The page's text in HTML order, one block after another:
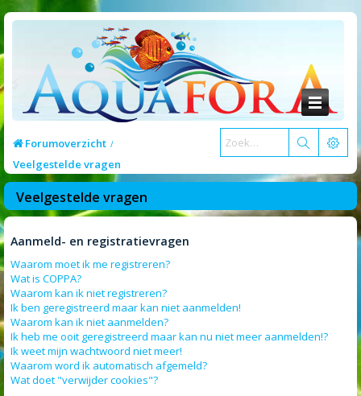
Forumoverzicht
Veelgestelde vragen
Veelgestelde vragen
Aanmeld- en registratievragen
Waarom moet ik me registreren?
Wat is COPPA?
Waarom kan ik niet registreren?
Ik ben geregistreerd maar kan niet aanmelden!
Waarom kan ik niet aanmelden?
Ik heb me ooit geregistreerd maar kan nu niet meer aanmelden!?
Ik weet mijn wachtwoord niet meer!
Waarom word ik automatisch afgemeld?
Wat doet "verwijder cookies"?